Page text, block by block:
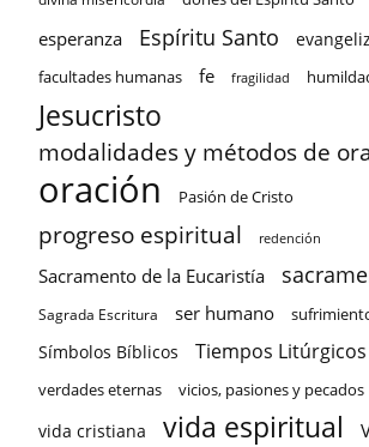
esperanza Espíritu Santo
facultades humanas fe fragilidad
Jesucristo
modalidades y métodos de
oración Pasión de Cristo
progreso espiritual redención
Sacramento de la Eucaristía
Sagrada Escritura ser humano
Símbolos Bíblicos Tiempos Litúrgicos
verdades eternas vicios, pasiones y pecados
vida cristiana vida espiritual